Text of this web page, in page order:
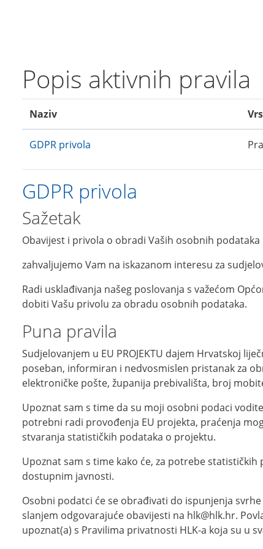
Popis aktivnih pravila
Naziv
GDPR privola
GDPR privola
Sažetak
Obavijest i privola o obradi Vaših osobnih podataka
zahvaljujemo Vam na iskazanom interesu za
Radi usklađivanja našeg poslovanja s važećom
dobiti Vašu privolu za obradu osobnih podataka.
Puna pravila
Sudjelovanjem u EU PROJEKTU dajem Hrvatskoj
poseban, informiran i nedvosmislen pristanak za
elektroničke pošte, županija prebivališta, broj
Upoznat sam s time da su moji osobni podaci
potrebni radi provođenja EU projekta, praćenja
stvaranja statističkih podataka o projektu.
Upoznat sam s time kako će, za potrebe
dostupnim javnosti.
Osobni podatci će se obrađivati do ispunjenja
slanjem odgovarajuće obavijesti na hlk@hlk.hr.
upoznat(a) s Pravilima privatnosti HLK-a koja su u